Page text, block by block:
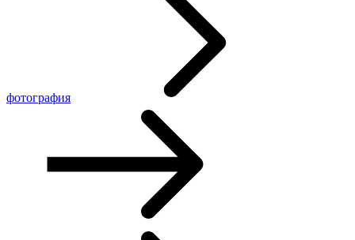
фотография